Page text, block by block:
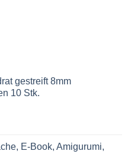
gestreift 8mm
10 Stk.
E-Book, Amigurumi,